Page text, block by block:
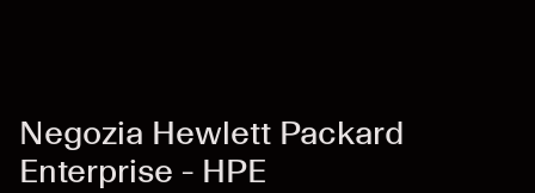
Negozia Hewlett Packard
Enterprise - HPE